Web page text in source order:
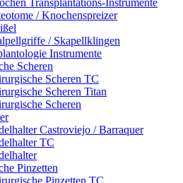
Transplantations-Instrumente
/ Knochenspreizer
/ Skapellklingen
Instrumente
Scheren
Scheren TC
Scheren Titan
Scheren
Castroviejo / Barraquer
TC
Pinzetten